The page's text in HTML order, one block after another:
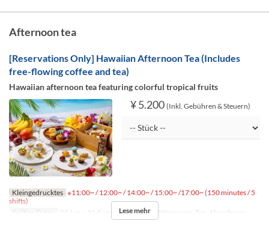
Afternoon tea
[Reservations Only] Hawaiian Afternoon Tea (Includes
free-flowing coffee and tea)
Hawaiian afternoon tea featuring colorful tropical fruits
¥ 5.200 (Inkl. Gebühren & Steuern)
Kleingedrucktes ※11:00~ / 12:00~ / 14:00~ / 15:00~ /17:00~ (150 minutes / 5
shifts)
Gültige Daten
24 Jun ~ 31 Aug Mahlzeiten Mittagessen, Tee, Abendessen
Lese mehr